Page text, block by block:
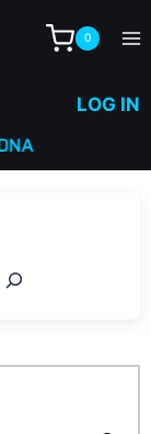
0
LOG IN